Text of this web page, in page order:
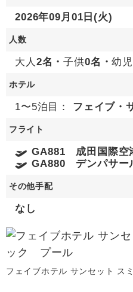
2026年09月01日(火)
人数
大人 2名・子供0名・幼児
ホテル
1〜5泊目： フェイブ・
フライト
GA881 成田国際
GA880 デンパサ
その他手配
なし
フェイブホテル サンセット ス